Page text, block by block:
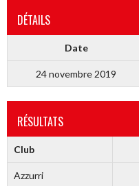
DÉTAILS
Date
24 novembre 2019
RÉSULTATS
Club
Azzurri